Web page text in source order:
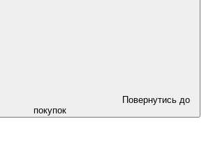
Повернутись до
покупок